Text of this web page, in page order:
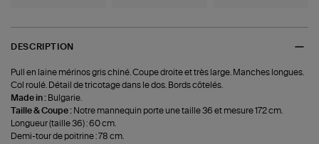
DESCRIPTION
Pull en laine mérinos gris chiné. Coupe droite et très large. Manches longues.
Col roulé. Détail de tricotage dans le dos. Bords côtelés.
Made in : Bulgarie.
Taille & Coupe : Notre mannequin porte une taille 36 et mesure 172 cm.
Longueur (taille 36) : 60 cm.
Demi-tour de poitrine : 78 cm.